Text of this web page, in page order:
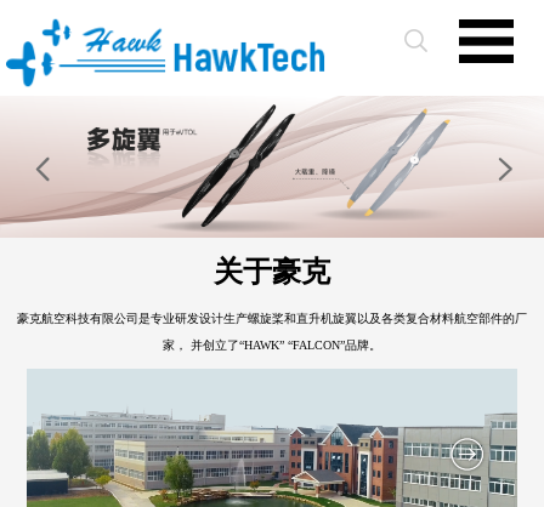
关于豪克
豪克航空科技有限公司是专业研发设计生产螺旋桨和直升机旋翼以及各类复合材料航空部件的厂
家， 并创立了“HAWK” “FALCON”品牌。